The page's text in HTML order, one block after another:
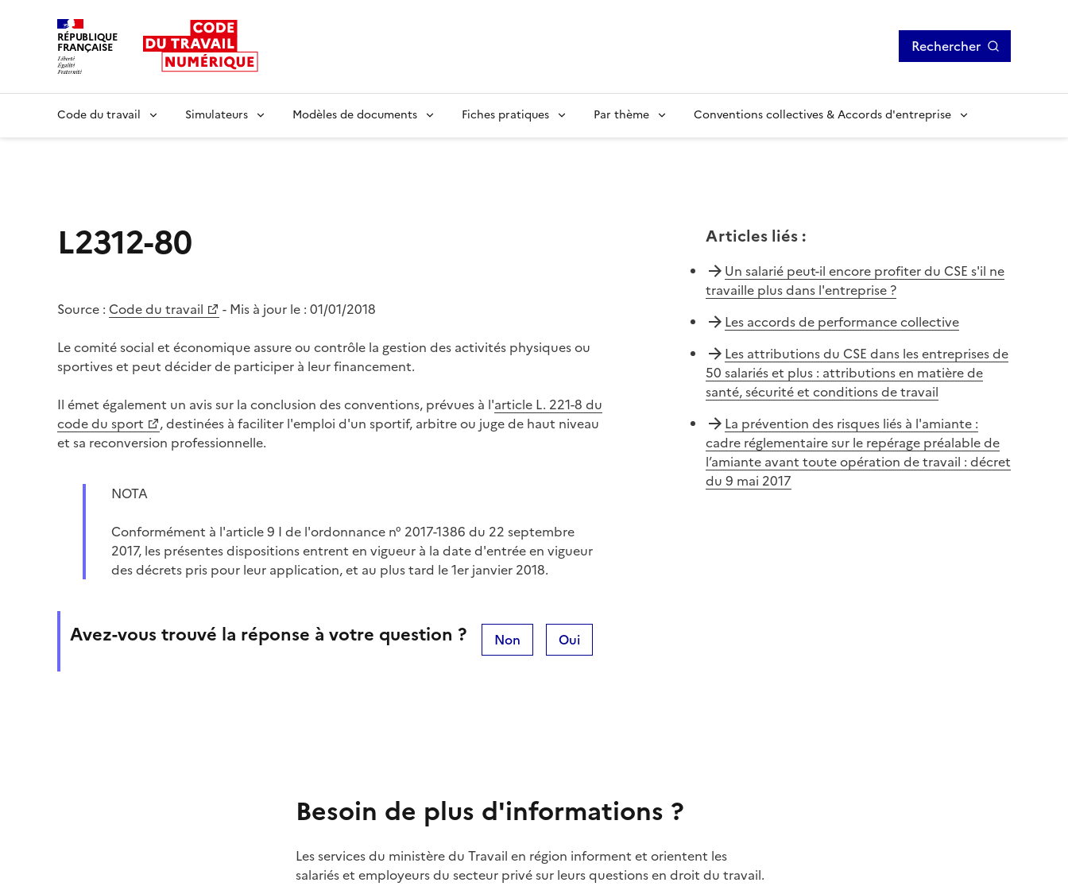
RÉPUBLIQUE
FRANÇAISE Rechercher
Code du travail Simulateurs Modèles de documents Fiches pratiques Par thème Conventions collectives & Accords d'entreprise
L2312-80
Source : Code du travail - Mis à jour le : 01/01/2018
Le comité social et économique assure ou contrôle la gestion des activités physiques ou
sportives et peut décider de participer à leur financement.
Il émet également un avis sur la conclusion des conventions, prévues à l'article L. 221-8 du
code du sport
, destinées à faciliter l'emploi d'un sportif, arbitre ou juge de haut niveau
et sa reconversion professionnelle.
NOTA
Conformément à l'article 9 I de l'ordonnance n° 2017-1386 du 22 septembre
2017, les présentes dispositions entrent en vigueur à la date d'entrée en vigueur
des décrets pris pour leur application, et au plus tard le 1er janvier 2018.
Avez-vous trouvé la réponse à votre question ? Non Oui
Articles liés:
Un salarié peut-il encore profiter du CSE s'il ne
travaille plus dans l'entreprise ?
Les accords de performance collective
Les attributions du CSE dans les entreprises de
50 salariés et plus : attributions en matière de
santé, sécurité et conditions de travail
La prévention des risques liés à l'amiante :
cadre réglementaire sur le repérage préalable de
l’amiante avant toute opération de travail : décret
du 9 mai 2017
Besoin de plus d'informations ?
Les services du ministère du Travail en région informent et orientent les
salariés et employeurs du secteur privé sur leurs questions en droit du travail.